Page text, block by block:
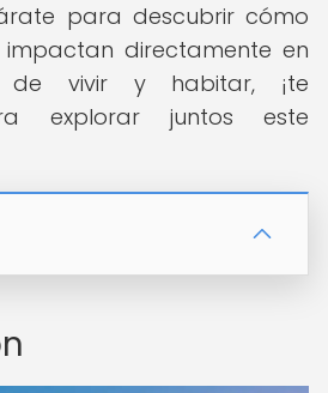
para descubrir cómo
directamente en
de vivir y habitar, ¡te
explorar juntos este